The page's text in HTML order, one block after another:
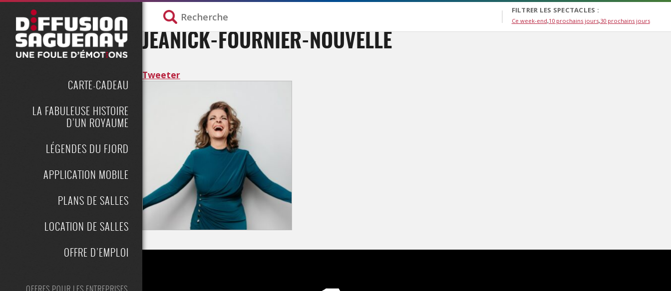
CARTE-CADEAU
LA FABULEUSE HISTOIRE
D’UN ROYAUME
LÉGENDES DU FJORD
APPLICATION MOBILE
PLANS DE SALLES
LOCATION DE SALLES
OFFRE D’EMPLOI
FILTRER LES SPECTACLES :
Ce week-end 10 prochains jours 30 prochains jours
JEANICK-FOURNIER-NOUVELLE
Tweeter